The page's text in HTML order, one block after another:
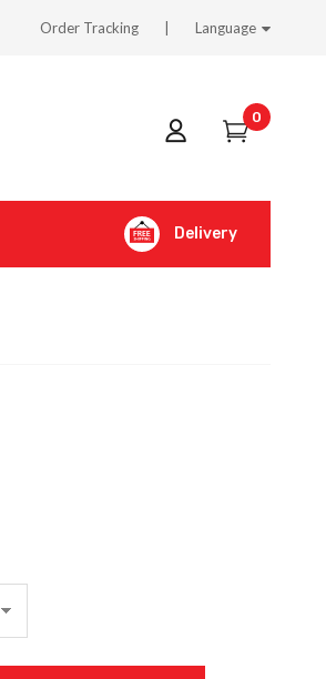
Order Tracking Language
0
Delivery